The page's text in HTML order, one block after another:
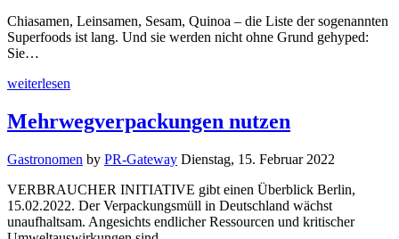
Chiasamen, Leinsamen, Sesam, Quinoa – die Liste der sogenannten
Superfoods ist lang. Und sie werden nicht ohne Grund gehyped:
Sie…
weiterlesen
Mehrwegverpackungen nutzen
Gastronomen by PR-Gateway Dienstag, 15. Februar 2022
VERBRAUCHER INITIATIVE gibt einen Überblick Berlin,
15.02.2022. Der Verpackungsmüll in Deutschland wächst
unaufhaltsam. Angesichts endlicher Ressourcen und kritischer